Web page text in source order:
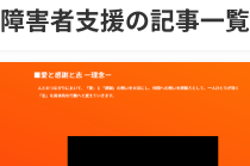
障害者支援の記事一覧